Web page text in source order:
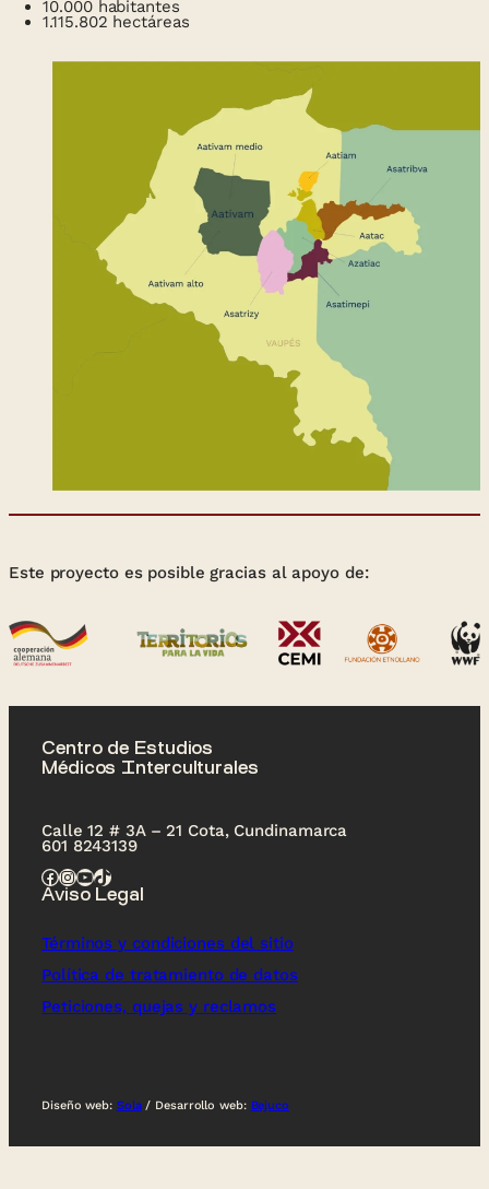
10.000 habitantes
1.115.802 hectáreas
Este proyecto es posible gracias al apoyo de:
Centro de Estudios
Médicos Interculturales
Calle 12 # 3A – 21 Cota, Cundinamarca
601 8243139
Facebook InstagramYouTube TikTok
Aviso Legal
Términos y condiciones del sitio
Política de tratamiento de datos
Peticiones, quejas y reclamos
Diseño web: Sola/ Desarrollo web: Bejuco